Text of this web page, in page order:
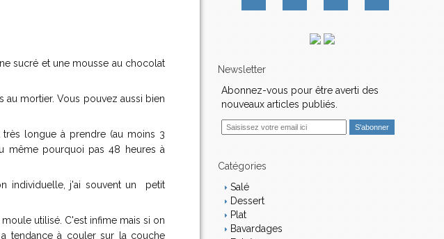
sucré et une mousse au chocolat
au mortier. Vous pouvez aussi bien
très longue à prendre (au moins 3
même pourquoi pas 48 heures à
individuelle, j'ai souvent un petit
utilisé. C'est infime mais si on
tendance à couler sur la couche
Newsletter
Abonnez-vous pour être averti des
nouveaux articles publiés.
i Catégories
Salé
Dessert
Plat
Bavardages